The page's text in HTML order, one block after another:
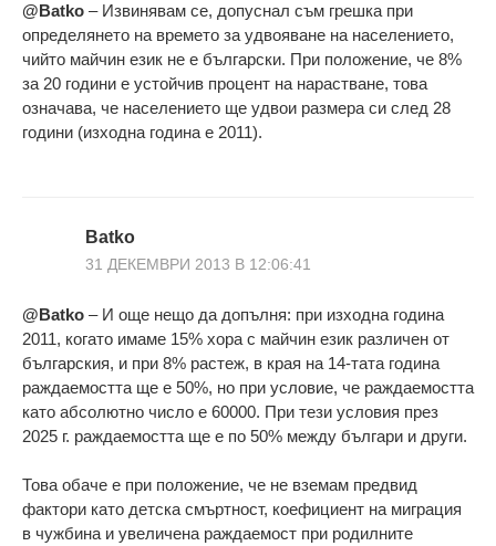
@Batko – Извинявам се, допуснал съм грешка при
определянето на времето за удвояване на населението,
чийто майчин език не е български. При положение, че 8%
за 20 години е устойчив процент на нарастване, това
означава, че населението ще удвои размера си след 28
години (изходна година е 2011).
Batko
31 ДЕКЕМВРИ 2013 В 12:06:41
@Batko – И още нещо да допълня: при изходна година
2011, когато имаме 15% хора с майчин език различен от
българския, и при 8% растеж, в края на 14-тата година
раждаемостта ще е 50%, но при условие, че раждаемостта
като абсолютно число е 60000. При тези условия през
2025 г. раждаемостта ще е по 50% между българи и други.
Това обаче е при положение, че не вземам предвид
фактори като детска смъртност, коефициент на миграция
в чужбина и увеличена раждаемост при родилните